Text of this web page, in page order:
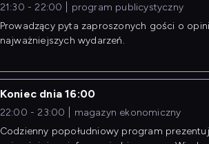
21:30 - 22:00
program publicystyczny
Prowadzący pyta zaproszonych gości o
najważniejszych wydarzeń.
Koniec dnia 16:00
22:00 - 23:00
magazyn ekonomiczny
Codzienny popołudniowy program